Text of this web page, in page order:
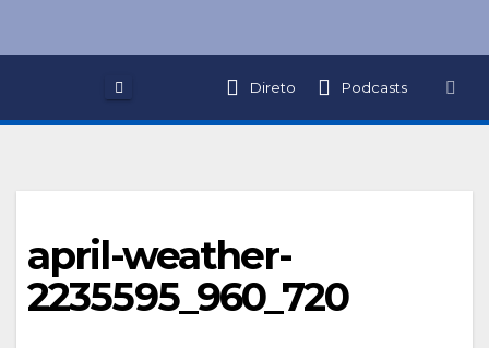
Direto Podcasts
april-weather-
2235595_960_720